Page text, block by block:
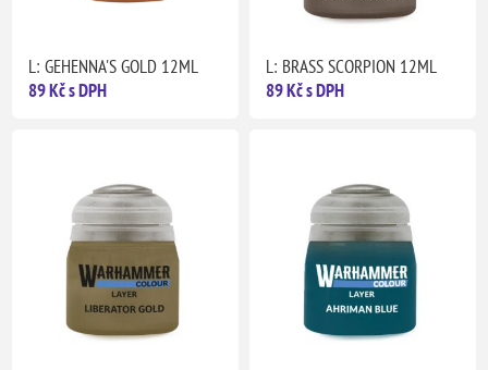
L: GEHENNA'S GOLD 12ML
89 Kč s DPH
L: BRASS SCORPION 12ML
89 Kč s DPH